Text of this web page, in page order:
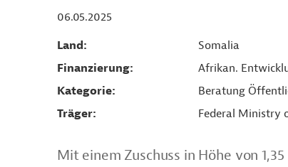
06.05.2025
Land
Somalia
Finanzierung
Afrikan.
Kategorie
Beratung
Träger
Federal Ministry
Mit einem Zuschuss in Höhe von